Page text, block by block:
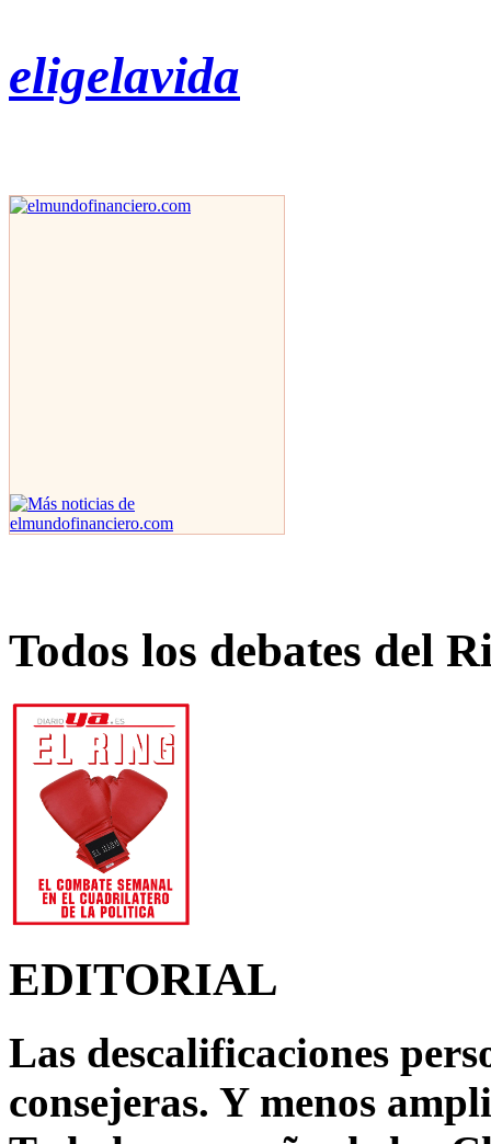
eligelavida
Todos los debates del
EDITORIAL
Las descalificaciones
consejeras. Y menos